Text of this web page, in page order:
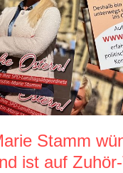
Stamm
ist auf